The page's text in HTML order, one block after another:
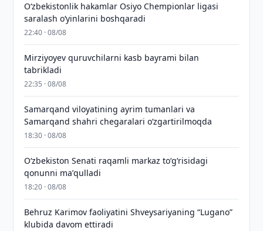
O‘zbekistonlik hakamlar Osiyo Chempionlar ligasi
saralash o‘yinlarini boshqaradi
22:40 · 08/08
Mirziyoyev quruvchilarni kasb bayrami bilan
tabrikladi
22:35 · 08/08
Samarqand viloyatining ayrim tumanlari va
Samarqand shahri chegaralari oʻzgartirilmoqda
18:30 · 08/08
Oʻzbekiston Senati raqamli markaz toʻgʻrisidagi
qonunni maʼqulladi
18:20 · 08/08
Behruz Karimov faoliyatini Shveysariyaning “Lugano”
klubida davom ettiradi